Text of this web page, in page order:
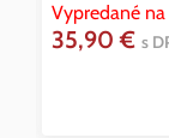
Vypredané
35,90 € s